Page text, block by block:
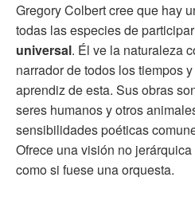
Gregory Colbert cree que hay
todas las especies de
universal. Él ve la naturaleza
narrador de todos los tiempos
aprendiz de esta. Sus obras
seres humanos y otros
sensibilidades poéticas
Ofrece una visión no
como si fuese una orquesta.